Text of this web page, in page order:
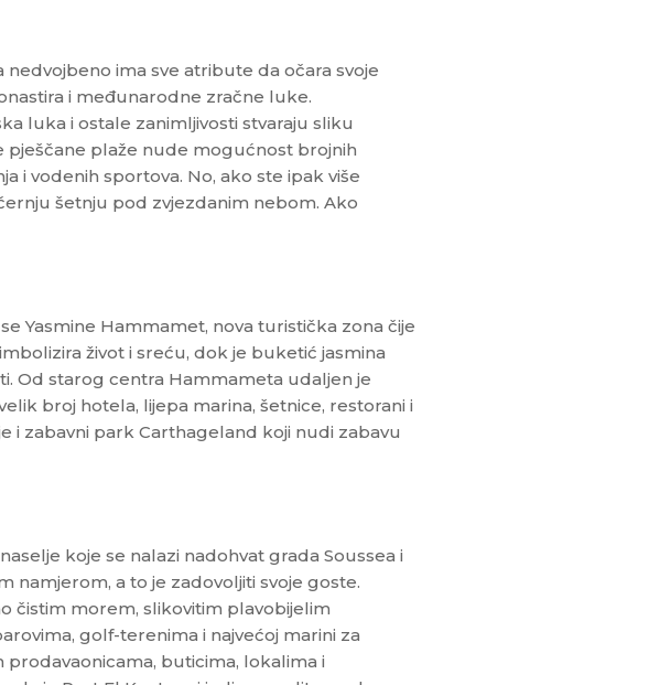
ima sve atribute da očara svoje
i međunarodne zračne luke.
luka i ostale zanimljivosti stvaraju sliku
pješčane plaže nude mogućnost brojnih
i vodenih sportova. No, ako ste ipak više
šetnju pod zvjezdanim nebom. Ako
Yasmine Hammamet, nova turistička zona čije
život i sreću, dok je buketić jasmina
Od starog centra Hammameta udaljen je
broj hotela, lijepa marina, šetnice, restorani i
i zabavni park Carthageland koji nudi zabavu
koje se nalazi nadohvat grada Soussea i
namjerom, a to je zadovoljiti svoje goste.
čistim morem, slikovitim plavobijelim
golf-terenima i najvećoj marini za
prodavaonicama, buticima, lokalima i